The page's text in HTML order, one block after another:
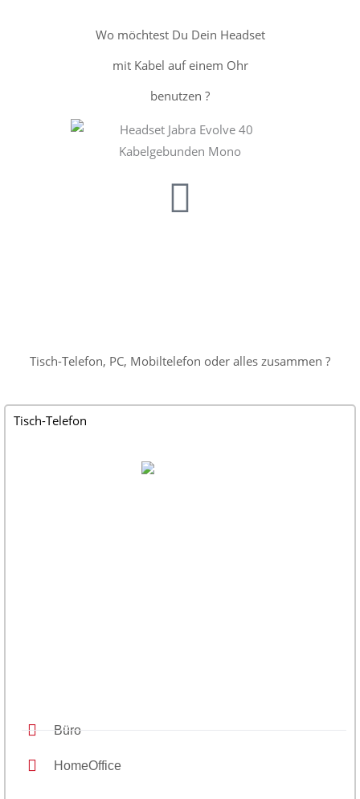
Wo möchtest Du Dein Headset
mit Kabel auf einem Ohr
benutzen ?
Tisch-Telefon, PC, Mobiltelefon oder alles zusammen ?
Tisch-Telefon
Büro
HomeOffice